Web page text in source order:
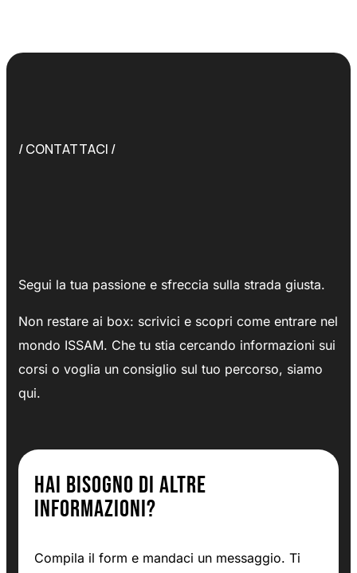
/ CONTATTACI /
Segui la tua passione e sfreccia sulla strada giusta.
Non restare ai box: scrivici e scopri come entrare nel
mondo ISSAM. Che tu stia cercando informazioni sui
corsi o voglia un consiglio sul tuo percorso, siamo
qui.
Hai bisogno di altre
informazioni?
Compila il form e mandaci un messaggio. Ti